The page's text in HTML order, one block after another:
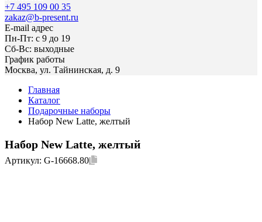
+7 495 109 00 35
zakaz@b-present.ru
E-mail адрес
Пн-Пт: с 9 до 19
Сб-Вс: выходные
График работы
Москва, ул. Тайнинская, д. 9
Главная
Каталог
Подарочные наборы
Набор New Latte, желтый
Набор New Latte, желтый
Артикул: G-16668.80